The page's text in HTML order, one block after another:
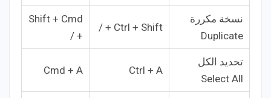
نسخة مكررة
Duplicate
Ctrl + Shift + /
Shift + Cmd
+ /
تحديد الكل
Select All
Ctrl + A
Cmd + A